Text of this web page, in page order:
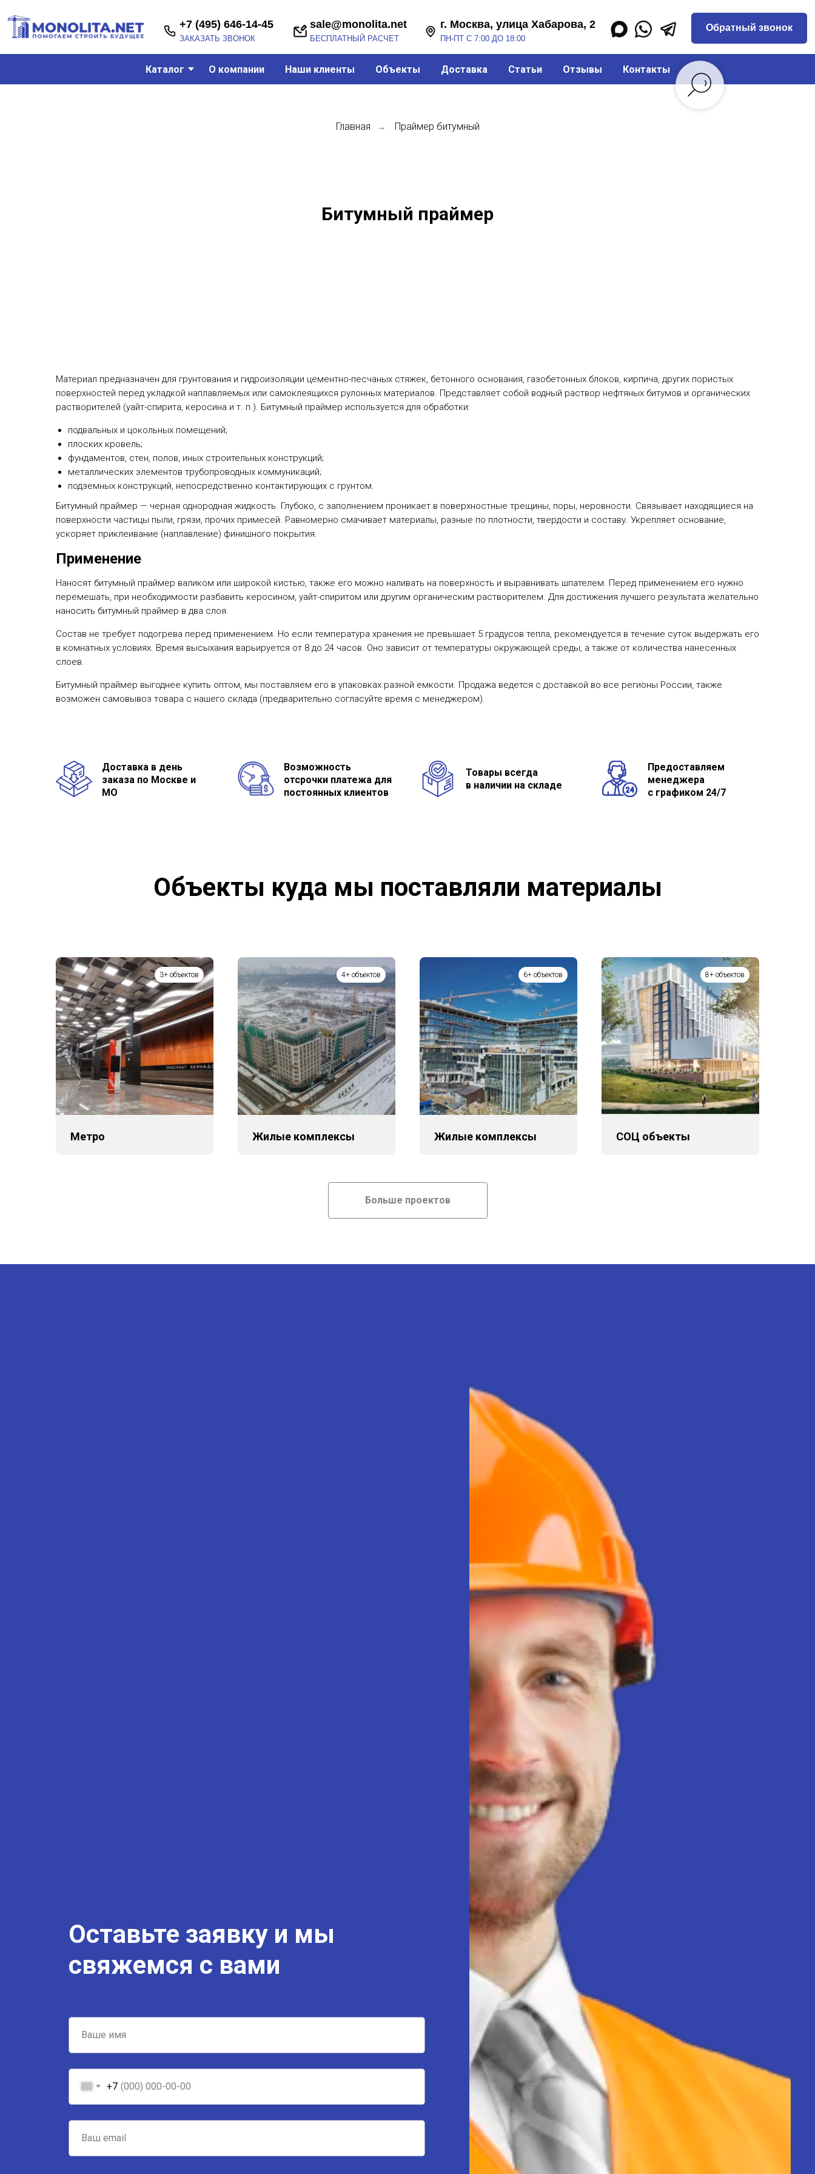
г. Москва, улица Хабарова, 2 Обратный звонок
ПН-ПТ С 7:00 ДО 18:00
+7 (495) 646-14-45
ЗАКАЗАТЬ ЗВОНОК БЕСПЛАТНЫЙ РАСЧЕТ
sale@monolita.net
Каталог О компании Наши клиенты Объекты Доставка Статьи Отзывы Контакты
Главная → Праймер битумный
Битумный праймер
Материал предназначен для грунтования и гидроизоляции цементно-песчаных стяжек, бетонного основания, газобетонных блоков, кирпича, других пористых
поверхностей перед укладкой наплавляемых или самоклеящихся рулонных материалов. Представляет собой водный раствор нефтяных битумов и органических
растворителей (уайт-спирита, керосина и т. п.). Битумный праймер используется для обработки:
подвальных и цокольных помещений;
плоских кровель;
фундаментов, стен, полов, иных строительных конструкций;
металлических элементов трубопроводных коммуникаций;
подземных конструкций, непосредственно контактирующих с грунтом.
Битумный праймер — черная однородная жидкость. Глубоко, с заполнением проникает в поверхностные трещины, поры, неровности. Связывает находящиеся на
поверхности частицы пыли, грязи, прочих примесей. Равномерно смачивает материалы, разные по плотности, твердости и составу. Укрепляет основание,
ускоряет приклеивание (наплавление) финишного покрытия.
Применение
Наносят битумный праймер валиком или широкой кистью, также его можно наливать на поверхность и выравнивать шпателем. Перед применением его нужно
перемешать, при необходимости разбавить керосином, уайт-спиритом или другим органическим растворителем. Для достижения лучшего результата желательно
наносить битумный праймер в два слоя.
Состав не требует подогрева перед применением. Но если температура хранения не превышает 5 градусов тепла, рекомендуется в течение суток выдержать его
в комнатных условиях. Время высыхания варьируется от 8 до 24 часов. Оно зависит от температуры окружающей среды, а также от количества нанесенных
слоев.
Битумный праймер выгоднее купить оптом, мы поставляем его в упаковках разной емкости. Продажа ведется с доставкой во все регионы России, также
возможен самовывоз товара с нашего склада (предварительно согласуйте время с менеджером).
Доставка в день
заказа по Москве и
МО
Возможность
отсрочки платежа для
постоянных клиентов
Товары всегда
в наличии на складе
Предоставляем
менеджера
с графиком 24/7
Объекты куда мы поставляли материалы
Метро
3+ объектов
Жилые комплексы
4+ объектов
Жилые комплексы
6+ объектов
СОЦ объекты
8+ объектов
Больше проектов
Оставьте заявку и мы
свяжемся с вами
+7